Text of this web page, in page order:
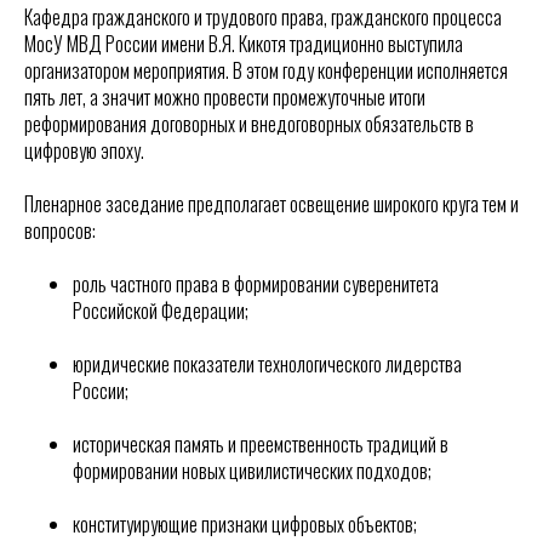
Кафедра гражданского и трудового права, гражданского процесса
МосУ МВД России имени В.Я. Кикотя традиционно выступила
организатором мероприятия. В этом году конференции исполняется
пять лет, а значит можно провести промежуточные итоги
реформирования договорных и внедоговорных обязательств в
цифровую эпоху.
Пленарное заседание предполагает освещение широкого круга тем и
вопросов:
роль частного права в формировании суверенитета
Российской Федерации;
юридические показатели технологического лидерства
России;
историческая память и преемственность традиций в
формировании новых цивилистических подходов;
конституирующие признаки цифровых объектов;